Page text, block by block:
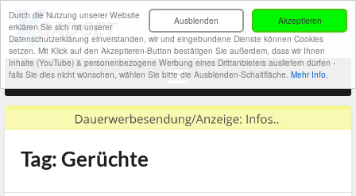
Akzeptieren
Ausblenden
Durch die Nutzung unserer Website
erklären Sie sich mit unserer
Datenschutzerklärung einverstanden, wir und eingebundene Dienste können Cookies
setzen. Mit Klick auf den Akzeptieren-Button bestätigen Sie außerdem, dass wir Ihnen
Inhalte (YouTube) & personenbezogene Werbung eines Drittanbieters ausliefern dürfen -
falls Sie dies nicht wünschen, wählen Sie bitte die Ausblenden-Schaltfläche. Mehr Info.
Tag: Gerüchte